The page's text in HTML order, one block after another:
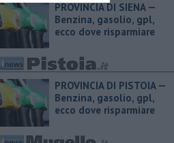
PROVINCIA DI SIENA — ​
Benzina, gasolio, gpl,
ecco dove risparmiare
PROVINCIA DI PISTOIA — ​
Benzina, gasolio, gpl,
ecco dove risparmiare